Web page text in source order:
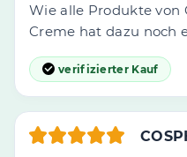
Wie alle Produkte von
Creme hat dazu noch
verifizierter Kauf